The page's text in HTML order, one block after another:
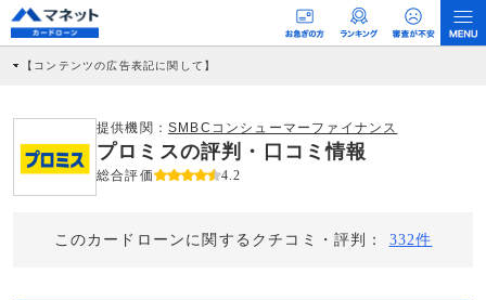
【コンテンツの広告表記に関して】
社に対して企業から紹介報酬が支払われるという収益モデルです。 ただし、特定の
商品を根拠なくPRするものではなく、当編集部の調査／ユーザーへの口コミ収集な
どに基づき、公平性を担保した情報提供を行っています。
>提携企業一覧
提供機関： SMBCコンシューマーファイナンス
プロミスの評判・口コミ情報
総合評価 4.2
このカードローンに関するクチコミ・評判： 332件